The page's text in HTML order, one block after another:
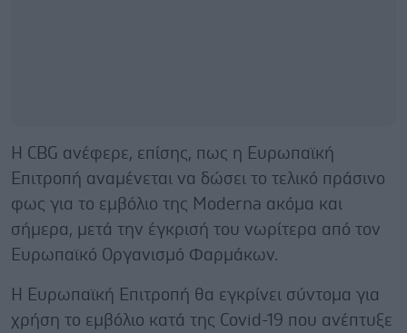
Η CBG ανέφερε, επίσης, πως η Ευρωπαϊκή
Επιτροπή αναμένεται να δώσει το τελικό πράσινο
φως για το εμβόλιο της Moderna ακόμα και
σήμερα, μετά την έγκρισή του νωρίτερα από τον
Ευρωπαϊκό Οργανισμό Φαρμάκων.
Η Ευρωπαϊκή Επιτροπή θα εγκρίνει σύντομα για
χρήση το εμβόλιο κατά της Covid-19 που ανέπτυξε